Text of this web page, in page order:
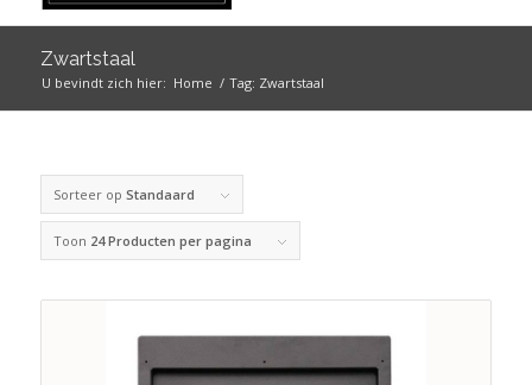
Zwartstaal
U bevindt zich hier: Home / Tag: Zwartstaal
Sorteer op Standaard
Toon 24 Producten per pagina